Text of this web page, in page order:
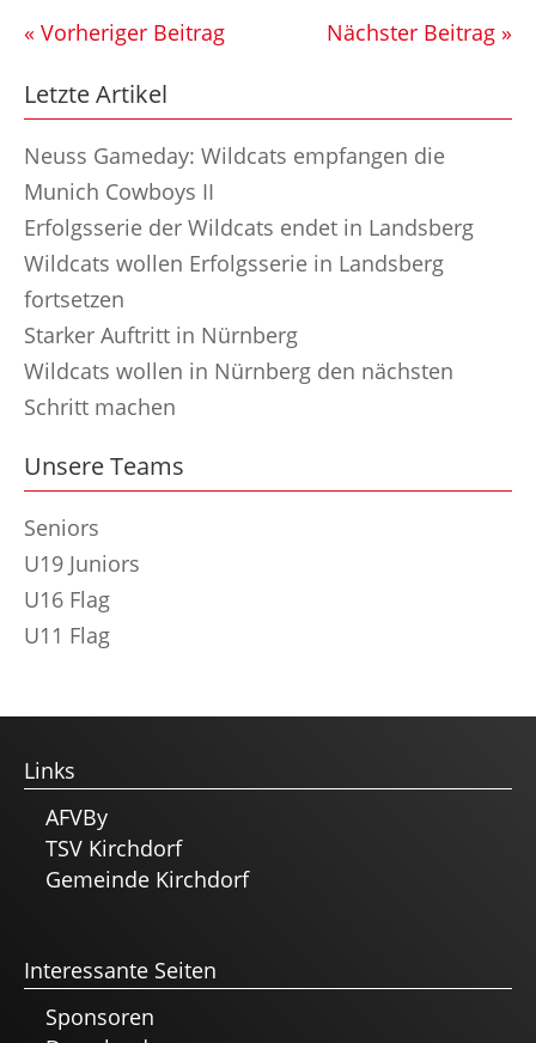
« Vorheriger Beitrag Nächster Beitrag »
Letzte Artikel
Neuss Gameday: Wildcats empfangen die
Munich Cowboys II
Erfolgsserie der Wildcats endet in Landsberg
Wildcats wollen Erfolgsserie in Landsberg
fortsetzen
Starker Auftritt in Nürnberg
Wildcats wollen in Nürnberg den nächsten
Schritt machen
Unsere Teams
Seniors
U19 Juniors
U16 Flag
U11 Flag
Links
AFVBy
TSV Kirchdorf
Gemeinde Kirchdorf
Interessante Seiten
Sponsoren